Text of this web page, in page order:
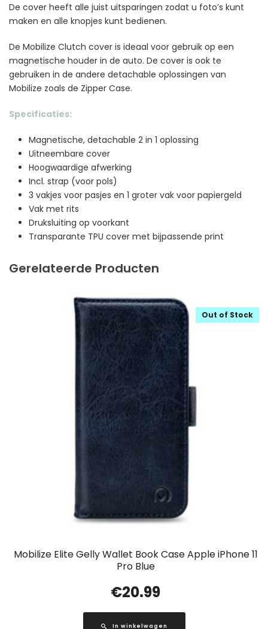
De cover heeft alle juist uitsparingen zodat u foto’s kunt
maken en alle knopjes kunt bedienen.
De Mobilize Clutch cover is ideaal voor gebruik op een
magnetische houder in de auto. De cover is ook te
gebruiken in de andere detachable oplossingen van
Mobilize zoals de Zipper Case.
Specificaties:
Magnetische, detachable 2 in 1 oplossing
Uitneembare cover
Hoogwaardige afwerking
Incl. strap (voor pols)
3 vakjes voor pasjes en 1 groter vak voor papiergeld
Vak met rits
Druksluiting op voorkant
Transparante TPU cover met bijpassende print
Gerelateerde Producten
Mobilize Elite Gelly Wallet Book Case Apple iPhone 11
Pro Blue
Out of Stock
€20.99
In winkelwagen